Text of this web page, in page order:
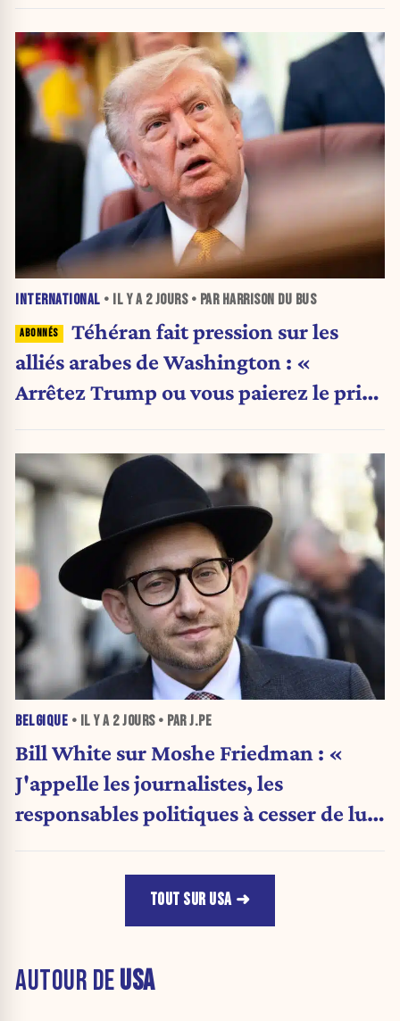
INTERNATIONAL • IL Y A 2 JOURS• PAR HARRISON DU BUS
Téhéran fait pression sur les
alliés arabes de Washington : «
Arrêtez Trump ou vous paierez le prix
BELGIQUE • IL Y A 2 JOURS• PAR J.PE
Bill White sur Moshe Friedman : «
J'appelle les journalistes, les
responsables politiques à cesser de lui
TOUT SUR USA
AUTOUR DEUSA